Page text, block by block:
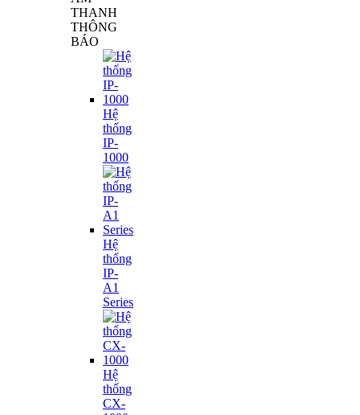
THANH
THÔNG
BÁO
Hệ
thống
IP-
1000
Hệ
thống
IP-
A1
Series
Hệ
thống
CX-